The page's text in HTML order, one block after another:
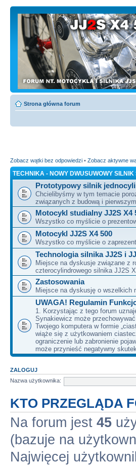
Strona główna forum
Zobacz wątki bez odpowiedzi • Zobacz aktywne
TECHNIKA - NOWY DWUSUWOWY
Prototypowy silnik
Chcielibyśmy w tym temacie
związanych z budową i
Motocykl studialny JJ2S X4
Wszystko co myślicie o
Motocykl JJ2S X4 500
Wszystko co myślicie o
Technologia silnika JJ2S i
Miejsce na dyskusje związane z
czterocylindrowego silnika JJ2S
Zastosowania
Miejsce na dyskusję o wszelkich
UWAGA! Regulamin
1. Korzystając z tego forum
Synakiewicz może
Twojego komputera w formie
wiąże się z użytkowaniem
ograniczenie lub zabronienie
może przynieść negatywny
ZALOGUJ
Nazwa użytkownika:
KTO PRZEGLĄDA
Na forum jest 45
(bazuje na
Najwięcej